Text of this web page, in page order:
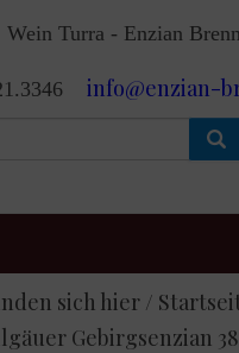
Wein Turra - Enzian
info@enzian-
sich hier /
Gebirgsenzian